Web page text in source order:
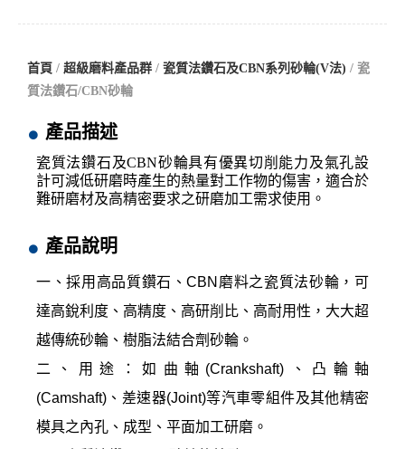
首頁 / 超級磨料產品群 / 瓷質法鑽石及CBN系列砂輪(V法) / 瓷
質法鑽石/CBN砂輪
產品描述
瓷質法鑽石及CBN砂輪具有優異切削能力及氣孔設
計可減低研磨時產生的熱量對工作物的傷害，適合於
難研磨材及高精密要求之研磨加工需求使用。
產品說明
一、採用高品質鑽石、CBN磨料之瓷質法砂輪，可
達高銳利度、高精度、高研削比、高耐用性，大大超
越傳統砂輪、樹脂法結合劑砂輪。
二、用途：如曲軸(Crankshaft)、凸輪軸
(Camshaft)、差速器(Joint)等汽車零組件及其他精密
模具之內孔、成型、平面加工研磨。